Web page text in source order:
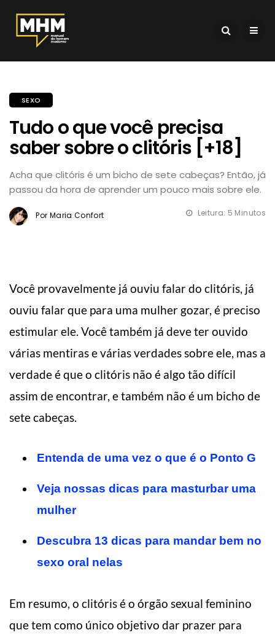
SEXO
Tudo o que você precisa
saber sobre o clitóris [+18]
Acha que clitóris é um bicho de sete cabeças? Então, já
passou da hora de aprender um pouco mais sobre ele.
Por Maria Confort Leitura: 5 Minutos
Você provavelmente já ouviu falar do clitóris, já
ouviu falar que para uma mulher gozar, é preciso
estimular ele. Você também já deve ter ouvido
várias mentiras e várias verdades sobre ele, mas a
verdade é que o clitóris não é algo tão difícil
assim de encontrar, e também não é um bicho de
sete cabeças.
Entenda de uma vez o que é o Ponto G
Veja nossas dicas para masturbar uma
mulher
Descubra 13 dicas para mandar bem no
sexo oral nelas
Em resumo, o clitóris é o órgão sexual feminino
que tem como único objetivo dar prazer para